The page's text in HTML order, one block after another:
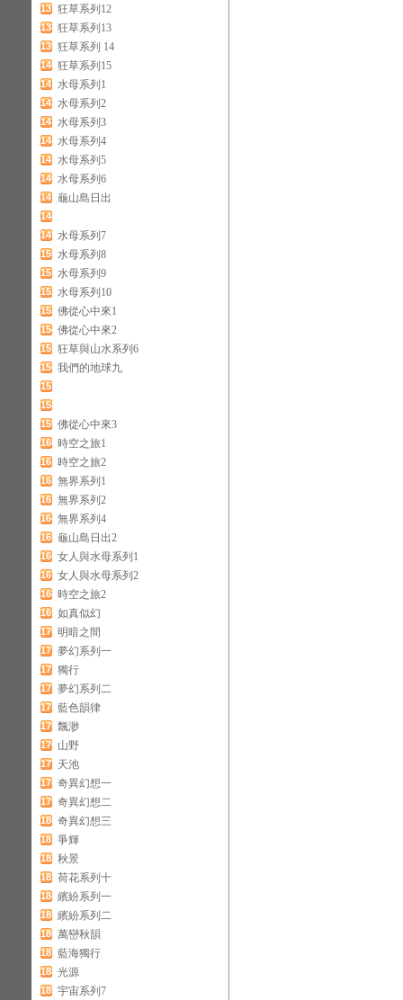
137 狂草系列12
138 狂草系列13
139 狂草系列 14
140 狂草系列15
141 水母系列1
142 水母系列2
143 水母系列3
144 水母系列4
145 水母系列5
146 水母系列6
147 龜山島日出
148
149 水母系列7
150 水母系列8
151 水母系列9
152 水母系列10
153 佛從心中來1
154 佛從心中來2
155 狂草與山水系列6
156 我們的地球九
157
158
159 佛從心中來3
160 時空之旅1
161 時空之旅2
162 無界系列1
163 無界系列2
164 無界系列4
165 龜山島日出2
166 女人與水母系列1
167 女人與水母系列2
168 時空之旅2
169 如真似幻
170 明暗之間
171 夢幻系列一
172 獨行
173 夢幻系列二
174 藍色韻律
175 飄渺
176 山野
177 天池
178 奇異幻想一
179 奇異幻想二
180 奇異幻想三
181 爭輝
182 秋景
183 荷花系列十
184 繽紛系列一
185 繽紛系列二
186 萬巒秋韻
187 藍海獨行
188 光源
189 宇宙系列7